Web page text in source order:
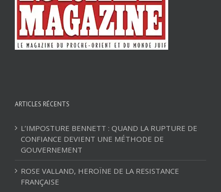
ARTICLES RÉCENTS
L’IMPOSTURE BENNETT : QUAND LA RUPTURE DE
CONFIANCE DEVIENT UNE MÉTHODE DE
GOUVERNEMENT
ROSE VALLAND, HEROÏNE DE LA RESISTANCE
FRANÇAISE